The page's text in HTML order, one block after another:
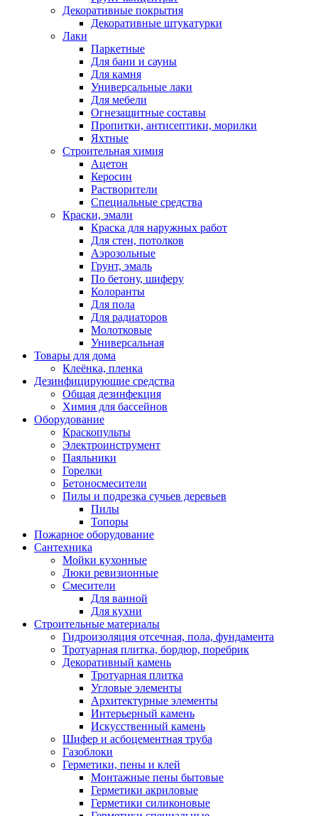
Декоративные покрытия
Декоративные штукатурки
Лаки
Паркетные
Для бани и сауны
Для камня
Универсальные лаки
Для мебели
Огнезащитные составы
Пропитки, антисептики, морилки
Яхтные
Строительная химия
Ацетон
Керосин
Растворители
Специальные средства
Краски, эмали
Краска для наружных работ
Для стен, потолков
Аэрозольные
Грунт, эмаль
По бетону, шиферу
Колоранты
Для пола
Для радиаторов
Молотковые
Универсальная
Товары для дома
Клеёнка, пленка
Дезинфицирующие средства
Общая дезинфекция
Химия для бассейнов
Оборудование
Краскопульты
Электроинструмент
Паяльники
Горелки
Бетоносмесители
Пилы и подрезка сучьев деревьев
Пилы
Топоры
Пожарное оборудование
Сантехника
Мойки кухонные
Люки ревизионные
Смесители
Для ванной
Для кухни
Строительные материалы
Гидроизоляция отсечная, пола, фундамента
Тротуарная плитка, бордюр, поребрик
Декоративный камень
Тротуарная плитка
Угловые элементы
Архитектурные элементы
Интерьерный камень
Искусственный камень
Шифер и асбоцементная труба
Газоблоки
Герметики, пены и клей
Монтажные пены бытовые
Герметики акриловые
Герметики силиконовые